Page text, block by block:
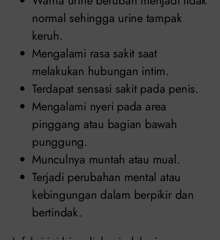
normal sehingga urine tampak
keruh.
Mengalami rasa sakit saat
melakukan hubungan intim.
Terdapat sensasi sakit pada penis.
Mengalami nyeri pada area
pinggang atau bagian bawah
punggung.
Munculnya muntah atau mual.
Terjadi perubahan mental atau
kebingungan dalam berpikir dan
bertindak.